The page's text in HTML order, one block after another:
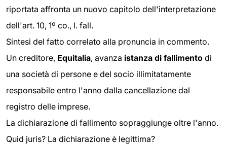
riportata affronta un nuovo capitolo dell'interpretazione
dell'art. 10, 1º co., l. fall.
Sintesi del fatto correlato alla pronuncia in commento.
Un creditore, Equitalia, avanza istanza di fallimento di
una società di persone e del socio illimitatamente
responsabile entro l'anno dalla cancellazione dal
registro delle imprese.
La dichiarazione di fallimento sopraggiunge oltre l'anno.
Quid juris? La dichiarazione è legittima?